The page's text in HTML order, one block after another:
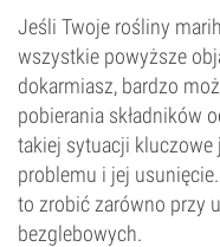
Jeśli Twoje rośliny
wszystkie powyższe
dokarmiasz, bardzo
pobierania składników
takiej sytuacji kluczowe
problemu i jej
to zrobić zarówno przy
bezglebowych.